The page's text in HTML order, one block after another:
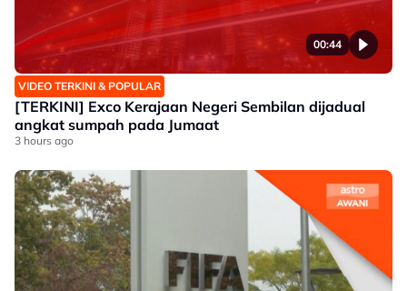
00:44
VIDEO TERKINI & POPULAR
[TERKINI] Exco Kerajaan Negeri Sembilan dijadual
angkat sumpah pada Jumaat
3 hours ago